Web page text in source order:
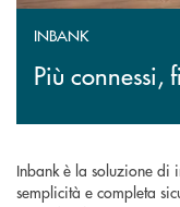
INBANK
Più connessi,
Inbank è la soluzione di
semplicità e completa